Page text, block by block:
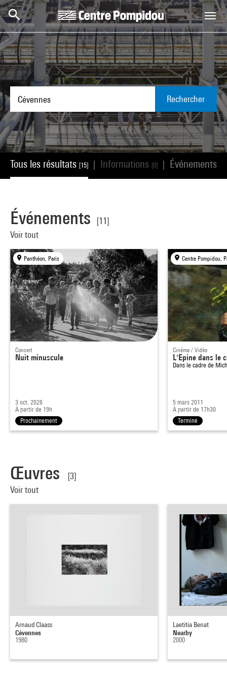
Aller au contenu principal
Centre Pompidou
Rechercher
Tous les résultats [15] Informations [0] Événements
Événements
[11]
Voir tout
Panthéon, Paris
Concert
Nuit minuscule
3 oct. 2026
À partir de 19h
Prochainement
Centre Pompidou,
Cinéma / Vidéo
L'Epine dans le
Dans le cadre de
5 mars 2011
À partir de 17h30
Terminé
Œuvres
[3]
Voir tout
Arnaud Claass
Cévennes
1980
Laetitia Benat
Nearby
2000